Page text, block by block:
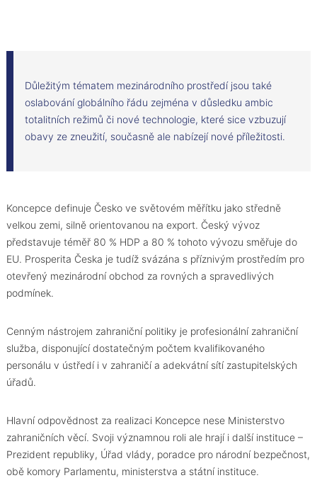
Důležitým tématem mezinárodního prostředí jsou také
oslabování globálního řádu zejména v důsledku ambic
totalitních režimů či nové technologie, které sice vzbuzují
obavy ze zneužití, současně ale nabízejí nové příležitosti.
Koncepce definuje Česko ve světovém měřítku jako středně
velkou zemi, silně orientovanou na export. Český vývoz
představuje téměř 80 % HDP a 80 % tohoto vývozu směřuje do
EU. Prosperita Česka je tudíž svázána s příznivým prostředím pro
otevřený mezinárodní obchod za rovných a spravedlivých
podmínek.
Cenným nástrojem zahraniční politiky je profesionální zahraniční
služba, disponující dostatečným počtem kvalifikovaného
personálu v ústředí i v zahraničí a adekvátní sítí zastupitelských
úřadů.
Hlavní odpovědnost za realizaci Koncepce nese Ministerstvo
zahraničních věcí. Svoji významnou roli ale hrají i další instituce –
Prezident republiky, Úřad vlády, poradce pro národní bezpečnost,
obě komory Parlamentu, ministerstva a státní instituce.